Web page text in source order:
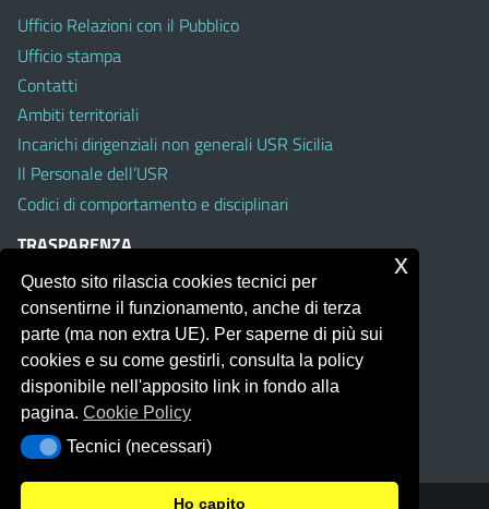
Ufficio Relazioni con il Pubblico
Ufficio stampa
Contatti
Ambiti territoriali
Incarichi dirigenziali non generali USR Sicilia
Il Personale dell’USR
Codici di comportamento e disciplinari
TRASPARENZA
Albo on line
Amministrazione Trasparente
Pubblici proclami
PTPCT per le Istituzioni scolastiche della Sicilia
Whistleblowing
Obiettivi di Accessibilità
Questo sito rilascia cookies tecnici per
consentirne il funzionamento, anche di terza
parte (ma non extra UE). Per saperne di più sui
cookies e su come gestirli, consulta la policy
disponibile nell'apposito link in fondo alla
pagina.Cookie Policy
Tecnici (necessari)
Tecnici (necessari)
Ho capito
x